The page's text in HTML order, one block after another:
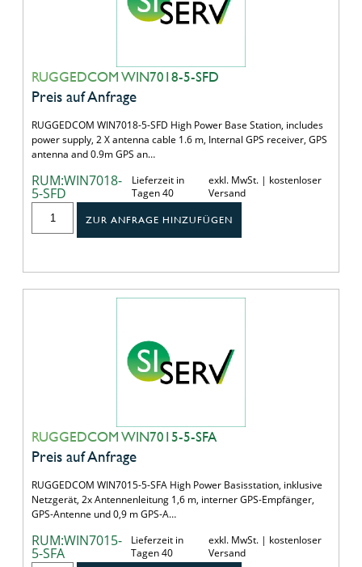
RUGGEDCOM WIN7018-5-SFD
Preis auf Anfrage
RUGGEDCOM WIN7018-5-SFD High Power Base Station, includes
power supply, 2 X antenna cable 1.6 m, Internal GPS receiver, GPS
antenna and 0.9m GPS an…
RUM:WIN7018-
5-SFD
Lieferzeit in
Tagen 40
exkl. MwSt. | kostenloser
Versand
ZUR ANFRAGE HINZUFÜGEN
RUGGEDCOM WIN7015-5-SFA
Preis auf Anfrage
RUGGEDCOM WIN7015-5-SFA High Power Basisstation, inklusive
Netzgerät, 2x Antennenleitung 1,6 m, interner GPS-Empfänger,
GPS-Antenne und 0,9 m GPS-A…
RUM:WIN7015-
5-SFA
Lieferzeit in
Tagen 40
exkl. MwSt. | kostenloser
Versand